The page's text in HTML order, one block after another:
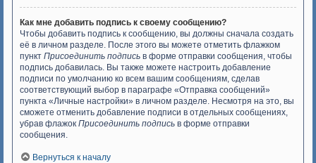
Как мне добавить подпись к своему сообщению?
Чтобы добавить подпись к сообщению, вы должны сначала создать
её в личном разделе. После этого вы можете отметить флажком
пункт Присоединить подпись в форме отправки сообщения, чтобы
подпись добавилась. Вы также можете настроить добавление
подписи по умолчанию ко всем вашим сообщениям, сделав
соответствующий выбор в параграфе «Отправка сообщений»
пункта «Личные настройки» в личном разделе. Несмотря на это, вы
сможете отменить добавление подписи в отдельных сообщениях,
убрав флажок Присоединить подпись в форме отправки
сообщения.
Вернуться к началу